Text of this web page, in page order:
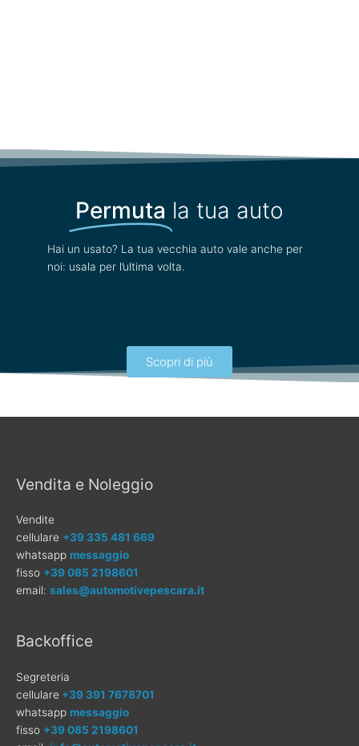
Permuta la tua auto
Hai un usato? La tua vecchia auto vale anche per
noi: usala per l’ultima volta.
Scopri di più
Vendita e Noleggio
Vendite
cellulare +39 335 481 669
whatsapp messaggio
fisso +39 085 2198601
email: sales@automotivepescara.it
Backoffice
Segreteria
cellulare +39 391 7678701
whatsapp messaggio
fisso +39 085 2198601